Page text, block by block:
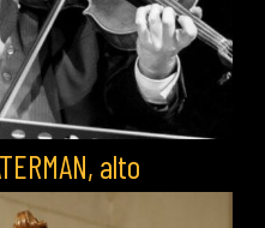
alto